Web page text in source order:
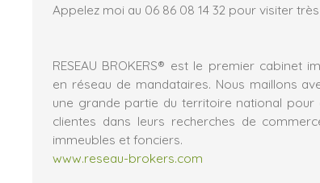
Appelez moi au 06 86 08 14 32 pour visiter
RESEAU BROKERS® est le premier cabinet
en réseau de mandataires. Nous maillons
une grande partie du territoire national
clientes dans leurs recherches de
immeubles et fonciers.
www.reseau-brokers.com